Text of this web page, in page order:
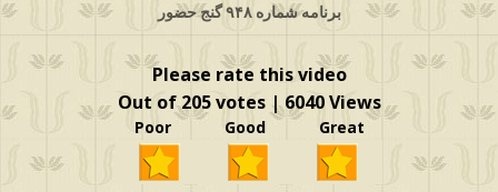
برنامه شماره ۹۴۸ گنج حضور
Please rate this video
Out of 205 votes | 6040 Views
Poor Good Great